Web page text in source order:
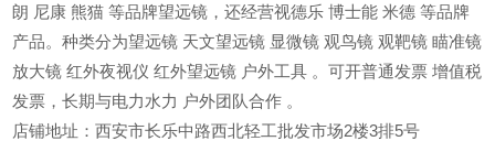
朗 尼康 熊猫 等品牌望远镜，还经营视德乐 博士能 米德 等品牌
产品。种类分为望远镜 天文望远镜 显微镜 观鸟镜 观靶镜 瞄准镜
放大镜 红外夜视仪 红外望远镜 户外工具 。可开普通发票 增值税
发票，长期与电力水力 户外团队合作 。
店铺地址：西安市长乐中路西北轻工批发市场2楼3排5号